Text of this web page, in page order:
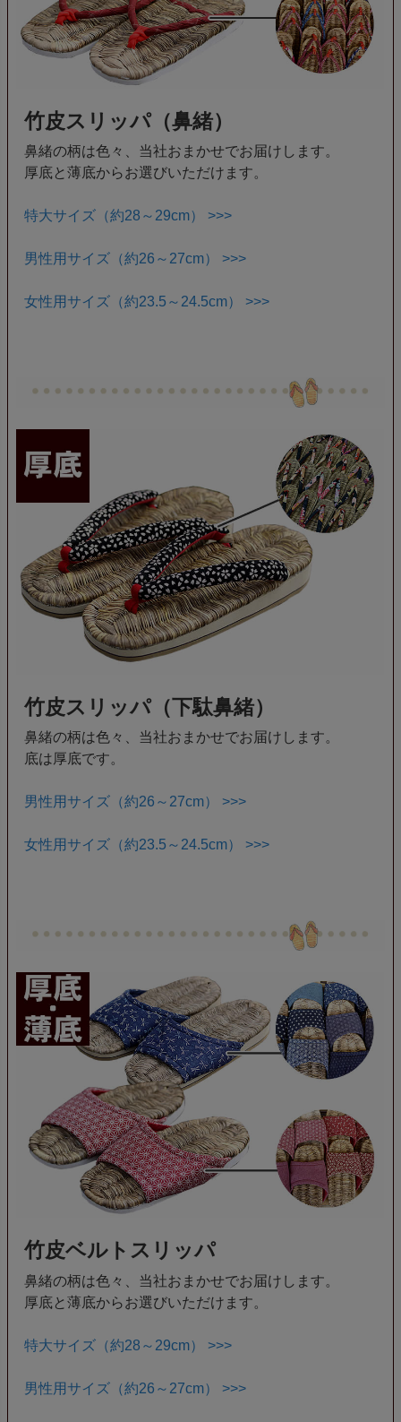
竹皮スリッパ（鼻緒）
鼻緒の柄は色々、当社おまかせでお届けします。
厚底と薄底からお選びいただけます。
特大サイズ（約28～29cm） >>>
男性用サイズ（約26～27cm） >>>
女性用サイズ（約23.5～24.5cm） >>>
竹皮スリッパ（下駄鼻緒）
鼻緒の柄は色々、当社おまかせでお届けします。
底は厚底です。
男性用サイズ（約26～27cm） >>>
女性用サイズ（約23.5～24.5cm） >>>
竹皮ベルトスリッパ
鼻緒の柄は色々、当社おまかせでお届けします。
厚底と薄底からお選びいただけます。
特大サイズ（約28～29cm） >>>
男性用サイズ（約26～27cm） >>>